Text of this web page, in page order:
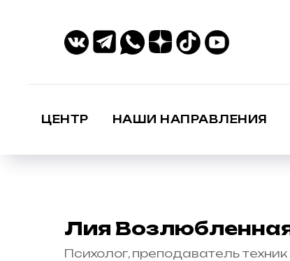
ЦЕНТР НАШИ НАПРАВЛЕНИЯ
Лия
Психолог, преподаватель